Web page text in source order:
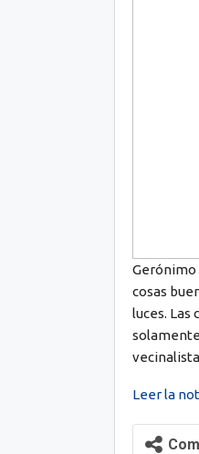
Gerónimo
cosas
luces. Las
Leer la